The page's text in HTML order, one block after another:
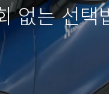
없는 선택